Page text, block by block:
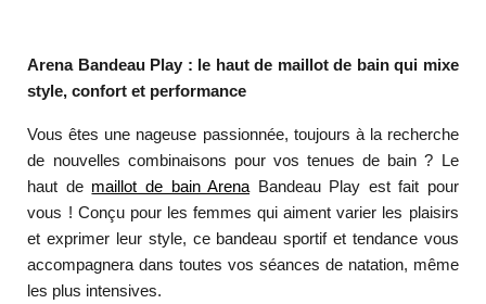
Arena Bandeau Play : le haut de maillot de bain qui mixe
style, confort et performance
Vous êtes une nageuse passionnée, toujours à la recherche
de nouvelles combinaisons pour vos tenues de bain ? Le
haut de maillot de bain Arena Bandeau Play est fait pour
vous ! Conçu pour les femmes qui aiment varier les plaisirs
et exprimer leur style, ce bandeau sportif et tendance vous
accompagnera dans toutes vos séances de natation, même
les plus intensives.